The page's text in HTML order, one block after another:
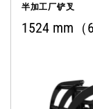
半加工厂铲叉
1524 mm